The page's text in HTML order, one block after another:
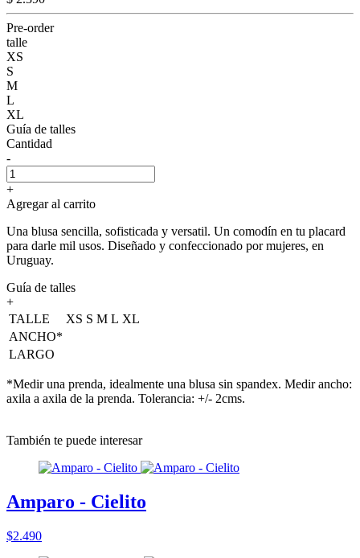
Pre-order
talle
XS
S
M
L
XL
Guía de talles
Cantidad
-
+
Agregar al carrito
Una blusa sencilla, sofisticada y versatil. Un comodín en tu placard
para darle mil usos. Diseñado y confeccionado por mujeres, en
Uruguay.
Guía de talles
+
TALLE
XS S M L XL
ANCHO*
LARGO
*Medir una prenda, idealmente una blusa sin spandex. Medir ancho:
axila a axila de la prenda. Tolerancia: +/- 2cms.
También te puede interesar
Amparo - Cielito
$2.490